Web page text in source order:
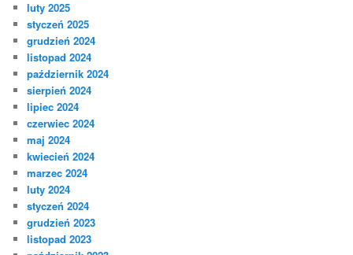
luty 2025
styczeń 2025
grudzień 2024
listopad 2024
październik 2024
sierpień 2024
lipiec 2024
czerwiec 2024
maj 2024
kwiecień 2024
marzec 2024
luty 2024
styczeń 2024
grudzień 2023
listopad 2023